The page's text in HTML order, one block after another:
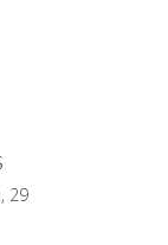
29